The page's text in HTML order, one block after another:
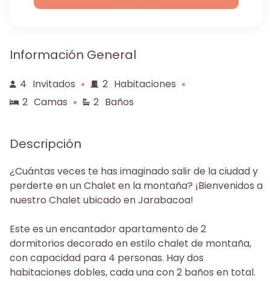
Información General
4 Invitados 2 Habitaciones
2 Camas 2 Baños
Descripción
¿Cuántas veces te has imaginado salir de la ciudad y
perderte en un Chalet en la montaña? ¡Bienvenidos a
nuestro Chalet ubicado en Jarabacoa!
Este es un encantador apartamento de 2
dormitorios decorado en estilo chalet de montaña,
con capacidad para 4 personas. Hay dos
habitaciones dobles, cada una con 2 baños en total.
Name